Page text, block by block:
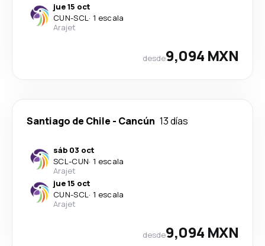
jue 15 oct
CUN-SCL· 1 escala
Arajet
desde9,094 MXN
Santiago de Chile - Cancún 13 días
sáb 03 oct
SCL-CUN· 1 escala
Arajet
jue 15 oct
CUN-SCL· 1 escala
Arajet
desde9,094 MXN